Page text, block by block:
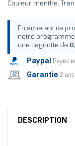
Couleur menthe,
En achetant ce
notre programme
une cagnotte de
Paypal Payez
Garantie 2 ans
DESCRIPTION